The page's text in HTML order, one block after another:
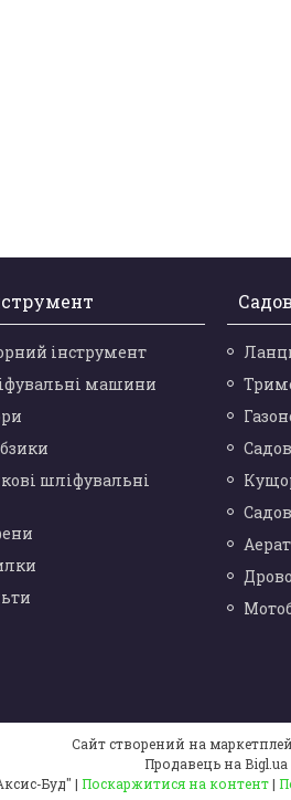
інструмент
машини
шліфувальні
Сайт створений на
Продавець на Bigl.ua
ТОВ "Аксис-Буд" | Поскаржитися на контент |